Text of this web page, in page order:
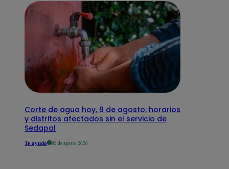
Corte de agua hoy, 9 de agosto: horarios
y distritos afectados sin el servicio de
Sedapal
Te ayudo 09 de agosto 2026